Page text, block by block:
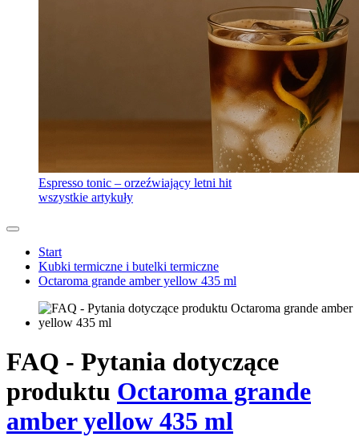
Espresso tonic – orzeźwiający letni hit
wszystkie artykuły
Start
Kubki termiczne i butelki termiczne
Octaroma grande amber yellow 435 ml
FAQ - Pytania dotyczące
produktu Octaroma grande
amber yellow 435 ml